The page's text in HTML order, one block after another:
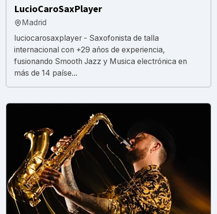
LucioCaroSaxPlayer
Madrid
luciocarosaxplayer - Saxofonista de talla
internacional con +29 años de experiencia,
fusionando Smooth Jazz y Musica electrónica en
más de 14 paíse...